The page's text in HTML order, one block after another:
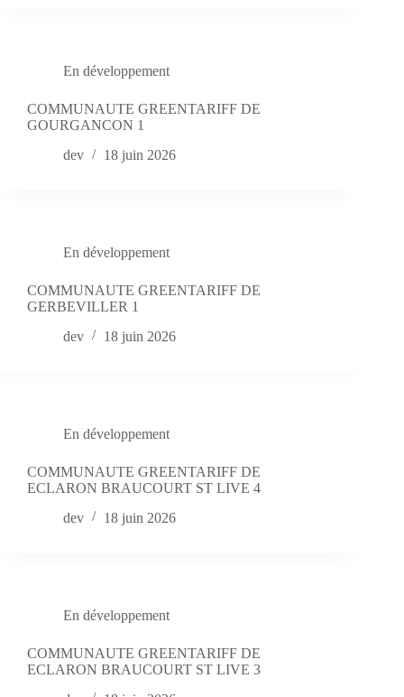
En développement
COMMUNAUTE GREENTARIFF DE
GOURGANCON 1
dev
18 juin 2026
En développement
COMMUNAUTE GREENTARIFF DE
GERBEVILLER 1
dev
18 juin 2026
En développement
COMMUNAUTE GREENTARIFF DE
ECLARON BRAUCOURT ST LIVE 4
dev
18 juin 2026
En développement
COMMUNAUTE GREENTARIFF DE
ECLARON BRAUCOURT ST LIVE 3